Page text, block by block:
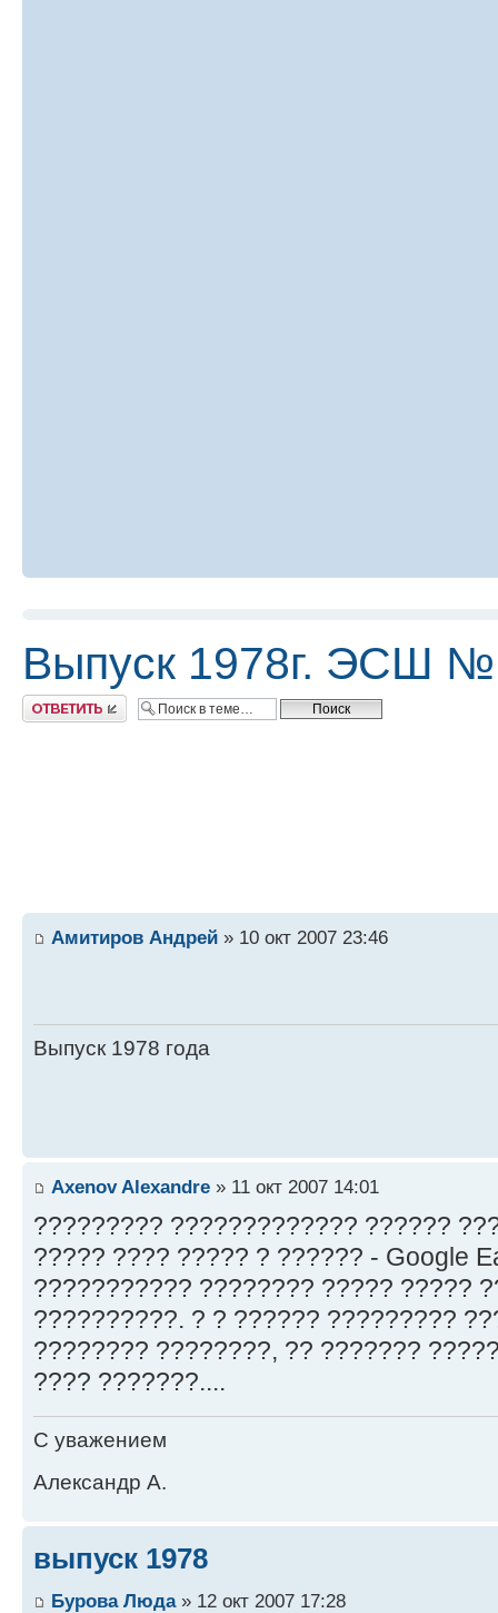
Выпуск 1978г. ЭСШ
Ответить
Амитиров Андрей » 10 окт 2007 23:46
Выпуск 1978 года
Axenov Alexandre » 11 окт 2007 14:01
????????? ????????????? ??????
????? ???? ????? ? ?????? - Google
??????????? ???????? ????? ?????
??????????. ? ? ?????? ?????????
???????? ????????, ?? ???????
???? ???????....
С уважением
Александр А.
выпуск 1978
Бурова Люда» 12 окт 2007 17:28